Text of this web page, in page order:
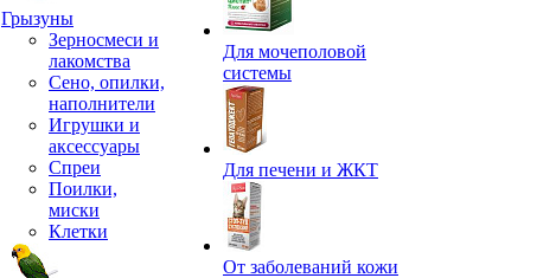
Грызуны
Зерносмеси и
лакомства
Сено, опилки,
наполнители
Игрушки и
аксессуары
Спреи
Поилки,
миски
Клетки
Для мочеполовой
системы
Для печени и ЖКТ
От заболеваний кожи